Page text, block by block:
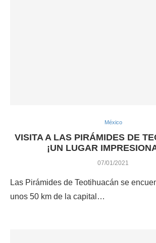
México
VISITA A LAS PIRÁMIDES DE
¡UN LUGAR
07/01/2021
Las Pirámides de Teotihuacán se
unos 50 km de la capital…